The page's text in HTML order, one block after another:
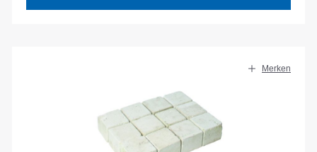
Merken